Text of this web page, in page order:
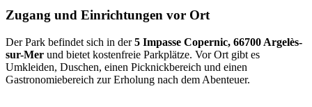
Zugang und Einrichtungen vor Ort
Der Park befindet sich in der5 Impasse Copernic, 66700 Argelès-
sur-Mer und bietet kostenfreie Parkplätze. Vor Ort gibt es
Umkleiden, Duschen, einen Picknickbereich und einen
Gastronomiebereich zur Erholung nach dem Abenteuer.